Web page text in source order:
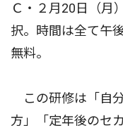
Ｃ・２月20日（月
択。時間は全て午
無料。
この研修は「自
方」「定年後のセ